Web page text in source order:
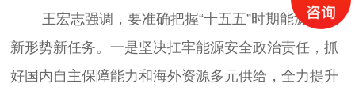
新形势新任务。一是坚决扛牢能源安全政治责任，抓
好国内自主保障能力和海外资源多元供给，全力提升